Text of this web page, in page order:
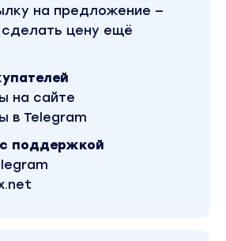
даже 1 млн.
дохода.
Зачем вообще нужны
есть такая
есть один большой
масштабировать и
Я не говорю, что
это куда проще.
на предложение —
цену ещё
на сайте
в Telegram
с поддержкой